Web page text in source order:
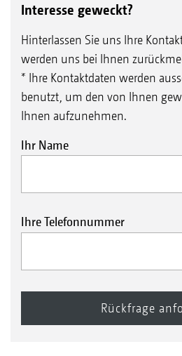
Interesse geweckt?
Hinterlassen Sie uns Ihre
werden uns bei Ihnen
* Ihre Kontaktdaten werden
benutzt, um den von Ihnen
Ihnen aufzunehmen.
Ihr Name
Ihre Telefonnummer